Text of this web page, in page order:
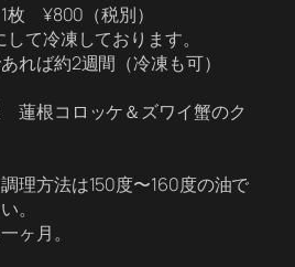
¥800（税別）
て冷凍しております。
れば約2週間（冷凍も可）
根コロッケ＆ズワイ蟹のク
理方法は150度〜160度の油で
。
ヶ月。